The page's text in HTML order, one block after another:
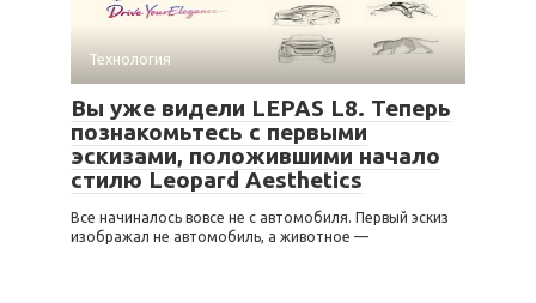
Технология
Вы уже видели LEPAS L8. Теперь
познакомьтесь с первыми
эскизами, положившими начало
стилю Leopard Aesthetics
Все начиналось вовсе не с автомобиля. Первый эскиз
изображал не автомобиль, а животное —